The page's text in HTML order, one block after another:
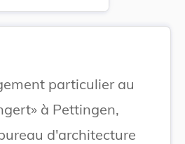
particulier au
à Pettingen,
d'architecture